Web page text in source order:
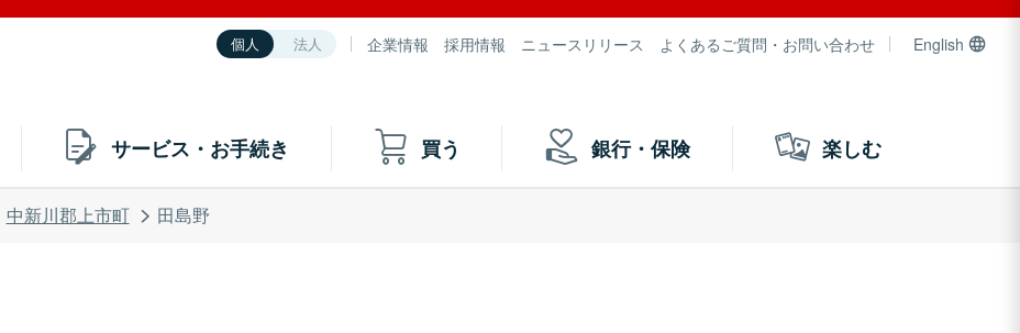
個人 法人 企業情報 採用情報 ニュースリリース よくあるご質問・お問い合わせ English
サービス・お手続き 買う 銀行・保険 楽しむ
中新川郡上市町 田島野